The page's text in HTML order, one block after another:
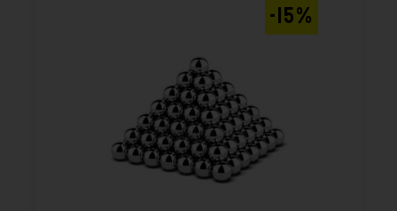
-15%